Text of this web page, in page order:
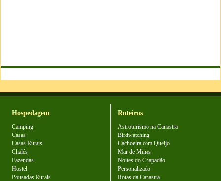
Hospedagem
Camping
Casas
Casas Rurais
Chalés
Fazendas
Hostel
Pousadas Rurais
Roteiros
Astroturismo na Canastra
Birdwatching
Cachoeira com Queijo
Mar de Minas
Noites do Chapadão
Personalizado
Rotas da Canastra